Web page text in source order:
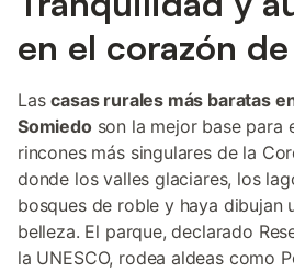
en el corazón
Lascasas rurales más baratas
Somiedoson la mejor base para
rincones más singulares de la
donde los valles glaciares, los
bosques de roble y haya dibujan
belleza. El parque, declarado
la UNESCO, rodea aldeas como